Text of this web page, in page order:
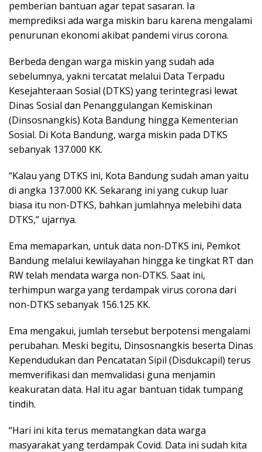
pemberian bantuan agar tepat sasaran. Ia
memprediksi ada warga miskin baru karena mengalami
penurunan ekonomi akibat pandemi virus corona.
Berbeda dengan warga miskin yang sudah ada
sebelumnya, yakni tercatat melalui Data Terpadu
Kesejahteraan Sosial (DTKS) yang terintegrasi lewat
Dinas Sosial dan Penanggulangan Kemiskinan
(Dinsosnangkis) Kota Bandung hingga Kementerian
Sosial. Di Kota Bandung, warga miskin pada DTKS
sebanyak 137.000 KK.
“Kalau yang DTKS ini, Kota Bandung sudah aman yaitu
di angka 137.000 KK. Sekarang ini yang cukup luar
biasa itu non-DTKS, bahkan jumlahnya melebihi data
DTKS,” ujarnya.
Ema memaparkan, untuk data non-DTKS ini, Pemkot
Bandung melalui kewilayahan hingga ke tingkat RT dan
RW telah mendata warga non-DTKS. Saat ini,
terhimpun warga yang terdampak virus corona dari
non-DTKS sebanyak 156.125 KK.
Ema mengakui, jumlah tersebut berpotensi mengalami
perubahan. Meski begitu, Dinsosnangkis beserta Dinas
Kependudukan dan Pencatatan Sipil (Disdukcapil) terus
memverifikasi dan memvalidasi guna menjamin
keakuratan data. Hal itu agar bantuan tidak tumpang
tindih.
“Hari ini kita terus mematangkan data warga
masyarakat yang terdampak Covid. Data ini sudah kita